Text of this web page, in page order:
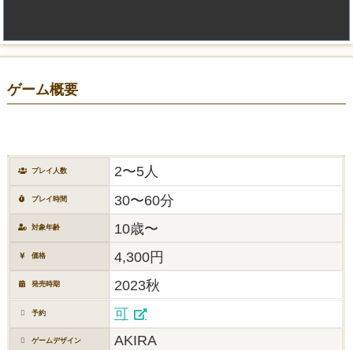
ゲーム概要
プレイ人数 2〜5人
プレイ時間 30〜60分
対象年齢 10歳〜
価格 4,300円
発売時期 2023秋
予約 可
ゲームデザイン AKIRA